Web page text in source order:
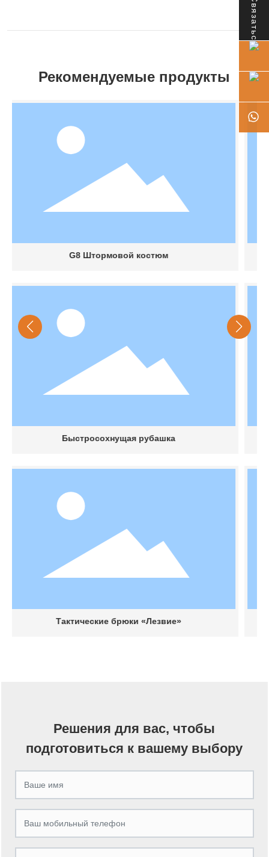
Рекомендуемые продукты
G8 Штормовой костюм
Быстросохнущая рубашка
Тактические брюки «Лезвие»
Решения для вас, чтобы
подготовиться к вашему выбору
Связаться